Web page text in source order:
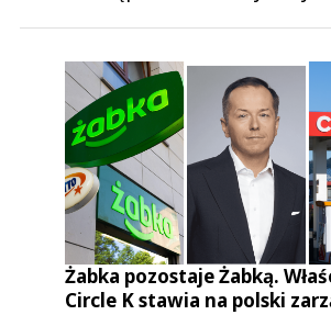
Żabka pozostaje Żabką.
Circle K stawia na polski